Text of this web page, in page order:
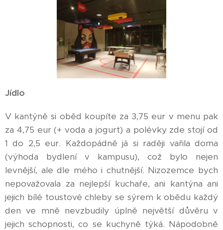
Jídlo
V kantýně si oběd koupíte za 3,75 eur v menu pak
za 4,75 eur (+ voda a jogurt) a polévky zde stojí od
1 do 2,5 eur. Každopádně já si raději vařila doma
(výhoda bydlení v kampusu), což bylo nejen
levnější, ale dle mého i chutnější. Nizozemce bych
nepovažovala za nejlepší kuchaře, ani kantýna ani
jejich bílé toustové chleby se sýrem k obědu každý
den ve mně nevzbudily úplně největší důvěru v
jejich schopnosti, co se kuchyně týká. Nápodobně